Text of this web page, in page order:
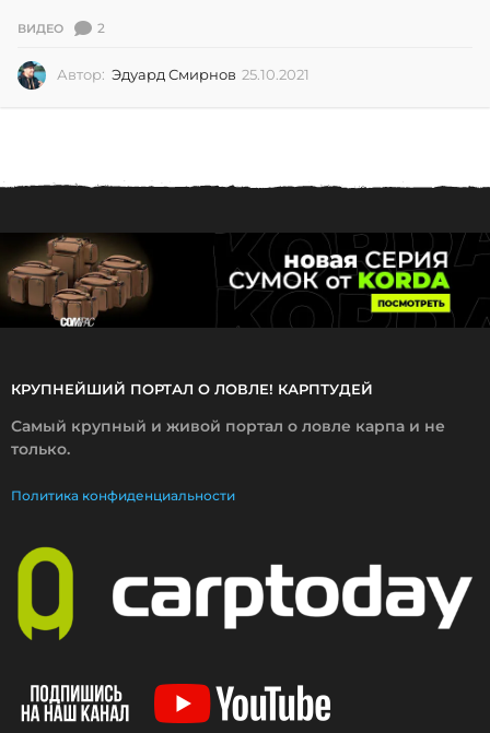
ВИДЕО 2
Автор: Эдуард Смирнов 25.10.2021
1
КРУПНЕЙШИЙ ПОРТАЛ О ЛОВЛЕ! КАРПТУДЕЙ
Самый крупный и живой портал о ловле карпа и не
только.
Политика конфиденциальности